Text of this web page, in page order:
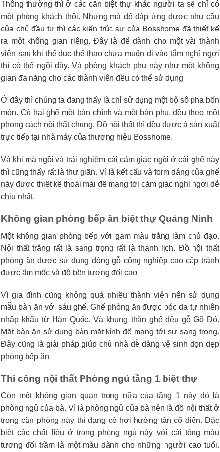
Thông thường thì ở các căn biệt thự khác người ta sẽ chỉ có
một phòng khách thôi. Nhưng mà để đáp ứng được nhu cầu
của chủ đầu tư thì các kiến trúc sư của Bosshome đã thiết kế
ra một không gian riêng. Đây là để dành cho một vài thành
viên sau khi thể dục thể thao chưa muốn đi vào tắm nghỉ ngơi
thì có thể ngồi đây. Và phòng khách phụ này như một không
gian đa năng cho các thành viên đều có thể sử dụng
Ở đây thì chúng ta đang thấy là chỉ sử dụng một bộ sô pha bốn
món. Có hai ghế một bàn chính và một bàn phụ, đều theo một
phong cách nội thất chung. Đồ nội thất thì đều được à sản xuất
trực tiếp tại nhà máy của thương hiệu Bosshome.
Và khi mà ngồi và trải nghiệm cái cảm giác ngồi ở cái ghế này
thì cũng thấy rất là thư giãn. Vì là kết cấu và form dáng của ghế
này được thiết kế thoải mái để mang tới cảm giác nghỉ ngơi dễ
chịu nhất.
Không gian phòng bếp ăn biệt thự Quảng Ninh
Một không gian phòng bếp với gam màu trắng làm chủ đạo.
Nội thất trắng rất là sang trọng rất là thanh lịch. Đồ nội thất
phòng ăn được sử dụng dòng gỗ công nghiệp cao cấp tránh
được ẩm mốc và độ bền tương đối cao.
Vì gia đình cũng không quá nhiều thành viên nên sử dụng
mẫu bàn ăn với sáu ghế. Ghế phòng ăn được bóc da tự nhiên
nhập khẩu từ Hàn Quốc. Và khung thân ghế đều gỗ Gõ Đỏ.
Mặt bàn ăn sử dụng bàn mặt kính để mang tới sự sang trọng.
Đây cũng là giải pháp giúp chủ nhà dễ dàng vệ sinh dọn dẹp
phòng bếp ăn
Thi công nội thất Phòng ngủ tầng 1 biệt thự
Còn một không gian quan trọng nữa của tầng 1 này đó là
phòng ngủ của bà. Vì là phòng ngủ của bà nên là đồ nội thất ở
trong căn phòng này thì đang có hơi hướng tân cổ điển. Đặc
biệt các chất liệu ở trong phòng ngủ này với cái tông màu
tương đối trầm là một màu dành cho những người cao tuổi.